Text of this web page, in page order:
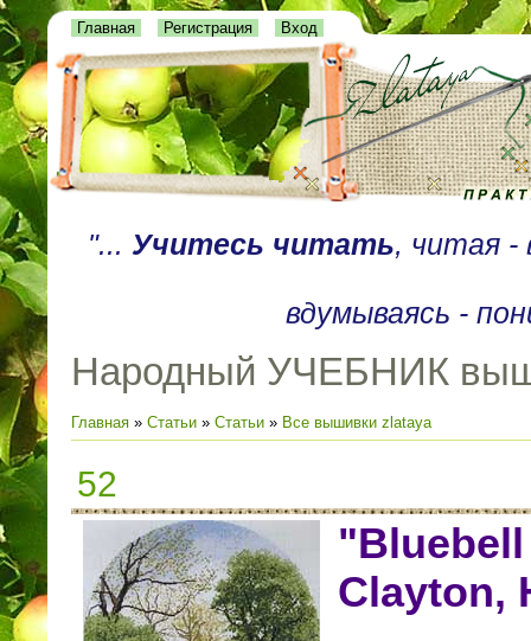
Главная Регистрация Вход
"... Учитесь читать, читая -
вдумываясь -
Народный УЧЕБНИК
Главная » Статьи » Статьи » Все вышивки zlataya
52
Clayton,